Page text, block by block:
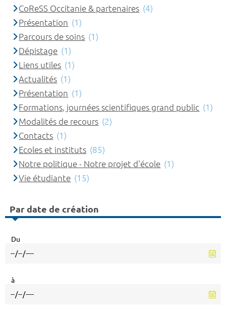
CoReSS Occitanie & partenaires (4)
Présentation (1)
Parcours de soins (1)
Dépistage (1)
Liens utiles (1)
Actualités (1)
Présentation (1)
Formations, journées scientifiques grand public (1)
Modalités de recours (2)
Contacts (1)
Ecoles et instituts (85)
Notre politique - Notre projet d'école (1)
Vie étudiante (15)
Par date de création
Du
à